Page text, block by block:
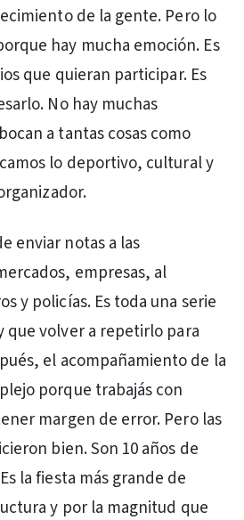
de la gente. Pero lo
hay mucha emoción. Es
que quieran participar. Es
No hay muchas
a tantas cosas como
lo deportivo, cultural y
enviar notas a las
empresas, al
y policías. Es toda una serie
que volver a repetirlo para
el acompañamiento de la
porque trabajás con
margen de error. Pero las
bien. Son 10 años de
la fiesta más grande de
y por la magnitud que